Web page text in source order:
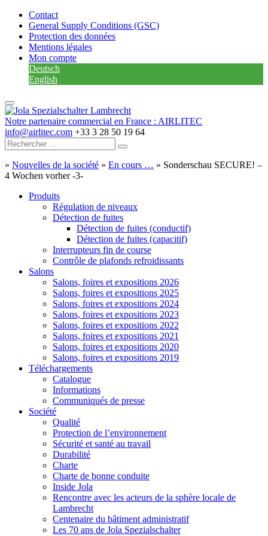
Contact
General Supply Conditions (GSC)
Protection des données
Mentions légales
Mon compte
Deutsch
English
Notre partenaire commercial en France : AIRLITEC
info@airlitec.com +33 3 28 50 19 64
» Nouvelles de la société » En cours … » Sonderschau SECURE! –
4 Wochen vorher -3-
Produits
Régulation de niveaux
Détection de fuites
Détection de fuites (conductif)
Détection de fuites (capacitif)
Interrupteurs fin de course
Contrôle de plafonds refroidissants
Salons
Salons, foires et expositions 2026
Salons, foires et expositions 2025
Salons, foires et expositions 2024
Salons, foires et expositions 2023
Salons, foires et expositions 2022
Salons, foires et expositions 2021
Salons, foires et expositions 2020
Salons, foires et expositions 2019
Téléchargements
Catalogue
Informations
Communiqués de presse
Société
Qualité
Protection de l’environnement
Sécurité et santé au travail
Durabilité
Charte
Charte de bonne conduite
Inside Jola
Rencontre avec les acteurs de la sphère locale de
Lambrecht
Centenaire du bâtiment administratif
Les 70 ans de Jola Spezialschalter